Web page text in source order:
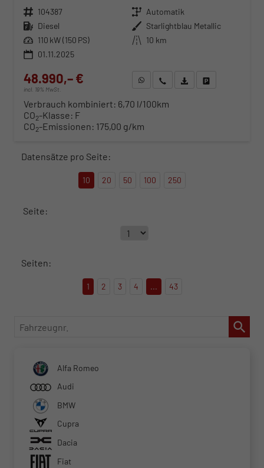
Fahrzeugnr. 104387 Getriebe Automatik
Kraftstoff Diesel Außenfarbe Starlightblau Metallic
Leistung 110 kW (150 PS) Kilometerstand 10 km
01.11.2025
48.990,– €
incl. 19% MwSt.
WhatsApp anfragen
Wir rufen Sie anFahrzeugexposé (PDF)
Verbrauch kombiniert: 6,70 l/100km
CO2-Klasse: F
CO2-Emissionen: 175,00 g/km
Datensätze pro Seite:
10 20 50 100 250
Seite:
Seiten:
1 2 3 4 ... 43
Fahrzeugnr.
Alfa Romeo
Audi
BMW
Cupra
Dacia
Fiat